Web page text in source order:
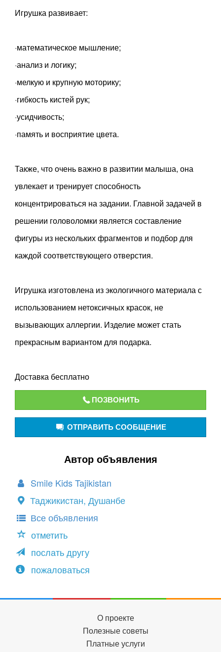
Игрушка развивает:
·математическое мышление;
·анализ и логику;
·мелкую и крупную моторику;
·гибкость кистей рук;
·усидчивость;
·память и восприятие цвета.
Также, что очень важно в развитии малыша, она
увлекает и тренирует способность
концентрироваться на задании. Главной задачей в
решении головоломки является составление
фигуры из нескольких фрагментов и подбор для
каждой соответствующего отверстия.
Игрушка изготовлена из экологичного материала с
использованием нетоксичных красок, не
вызывающих аллергии. Изделие может стать
прекрасным вариантом для подарка.
Доставка бесплатно
ПОЗВОНИТЬ
ОТПРАВИТЬ СООБЩЕНИЕ
Автор объявления
Smile Kids Tajikistan
Таджикистан, Душанбе
Все объявления
отметить
послать другу
пожаловаться
О проекте
Полезные советы
Платные услуги